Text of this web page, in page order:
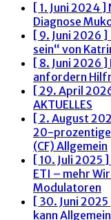
[ 1. Juni 2024 ]
Diagnose
[ 9. Juni 2026 ]
sein“ von
[ 8. Juni 2026 ]
anfordern
[ 29. April
AKTUELLES
[ 2. August
20-
(CF) Allgemein
[ 10. Juli 2025 ]
ETI – mehr
Modulatoren
[ 30. Juni 2025
kann Allgemein